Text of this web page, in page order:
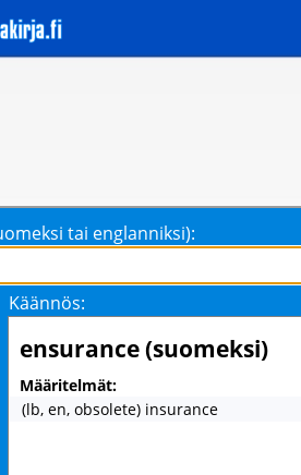
tai englanniksi):
Käännös:
ensurance (suomeksi)
Määritelmät:
(lb, en, obsolete) insurance